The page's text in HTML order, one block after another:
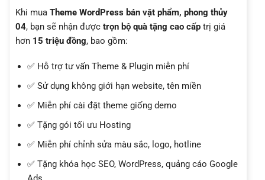
Khi mua Theme WordPress bán vật phẩm, phong thủy
04, bạn sẽ nhận được trọn bộ quà tặng cao cấp trị giá
hơn 15 triệu đồng, bao gồm:
✅ Hỗ trợ tư vấn Theme & Plugin miễn phí
✅ Sử dụng không giới hạn website, tên miền
✅ Miễn phí cài đặt theme giống demo
✅ Tặng gói tối ưu Hosting
✅ Miễn phí chỉnh sửa màu sắc, logo, hotline
✅ Tặng khóa học SEO, WordPress, quảng cáo Google